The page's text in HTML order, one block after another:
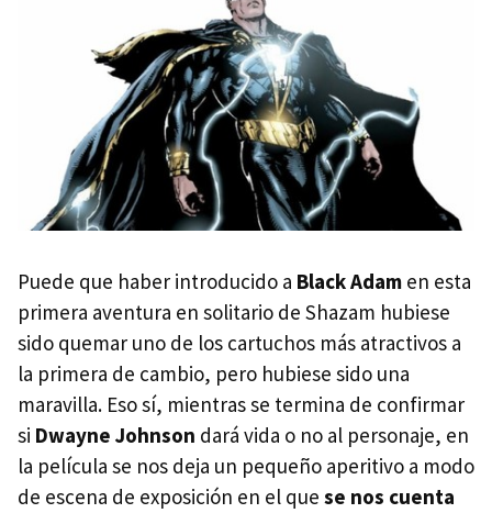
Puede que haber introducido a Black Adam en esta
primera aventura en solitario de Shazam hubiese
sido quemar uno de los cartuchos más atractivos a
la primera de cambio, pero hubiese sido una
maravilla. Eso sí, mientras se termina de confirmar
si Dwayne Johnson dará vida o no al personaje, en
la película se nos deja un pequeño aperitivo a modo
de escena de exposición en el que se nos cuenta